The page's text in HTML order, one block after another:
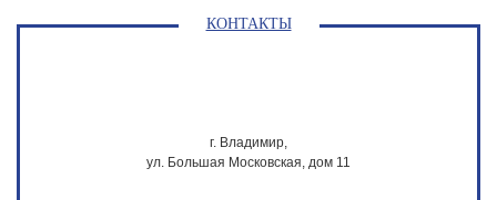
КОНТАКТЫ
г. Владимир,
ул. Большая Московская, дом 11